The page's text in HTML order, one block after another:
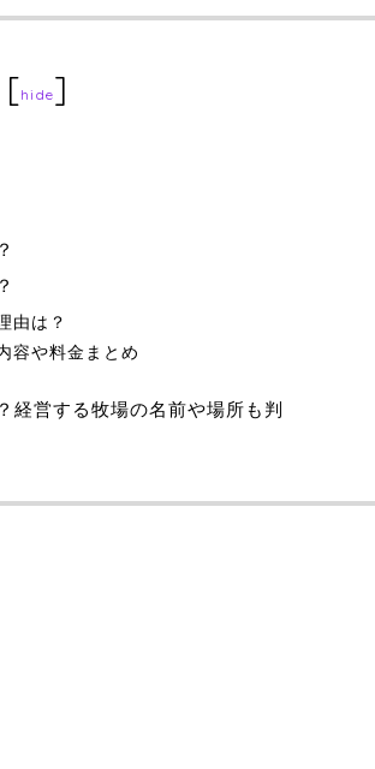
[hide]
由は？
容や料金まとめ
経営する牧場の名前や場所も判